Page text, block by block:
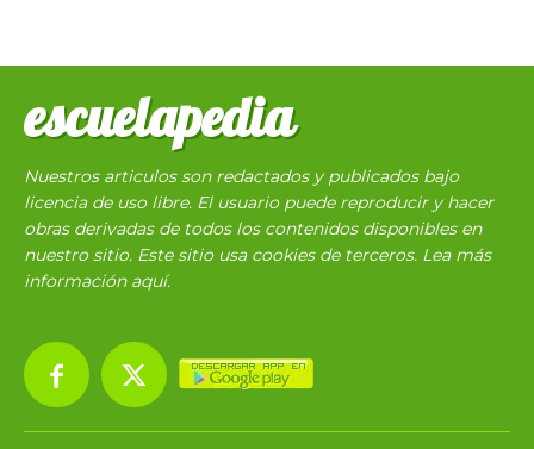
escuelapedia
Nuestros articulos son redactados y publicados bajo
licencia de uso libre. El usuario puede reproducir y hacer
obras derivadas de todos los contenidos disponibles en
nuestro sitio. Este sitio usa cookies de terceros. Lea más
información aquí.